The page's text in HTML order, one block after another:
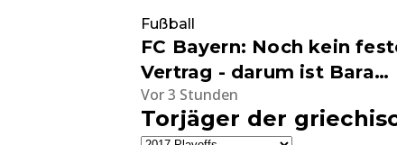
Fußball
FC Bayern: Noch kein
Vertrag - darum ist Bara
Sapoko Ndiaye trotzdem
dabei
Vor 3 Stunden
Torjäger der